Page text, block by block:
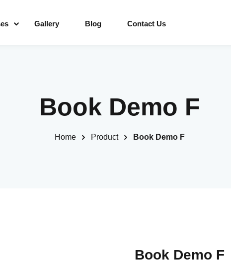
Gallery Blog Contact Us
Book Demo F
Home Product Book Demo F
Book Demo F